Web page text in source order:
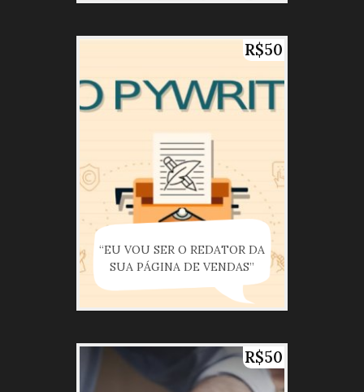
R$50
“EU VOU SER O REDATOR DA
SUA PÁGINA DE VENDAS”
R$50